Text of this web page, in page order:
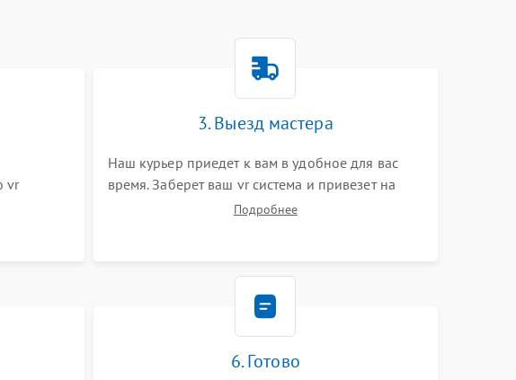
vr
3. Выезд мастера
Наш курьер приедет к вам в удобное для вас
время. Заберет ваш vr система и привезет на
склад для диагностики.Подробнее
6. Готово